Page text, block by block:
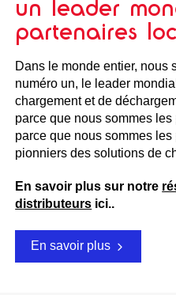
un leader
partenaires
Dans le monde entier, nous
numéro un, le leader
chargement et de
parce que nous sommes
parce que nous sommes
pionniers des solutions de
En savoir plus sur notre
distributeurs ici..
En savoir plus